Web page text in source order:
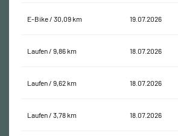
E-Bike / 30,09 km 19.07.2026
Laufen / 9,86 km 18.07.2026
Laufen / 9,62 km 18.07.2026
Laufen / 3,78 km 18.07.2026